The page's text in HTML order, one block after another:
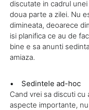
discutate in cadrul
doua parte a zilei. Nu
dimineata, deoarece
isi planifica ce au de
bine e sa anunti
amiaza.
• Sedintele ad-hoc
Cand vrei sa discuti cu
aspecte importante,